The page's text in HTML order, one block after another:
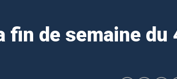
fin de semaine du